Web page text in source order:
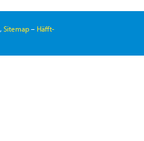
,Sitemap– Häfft-